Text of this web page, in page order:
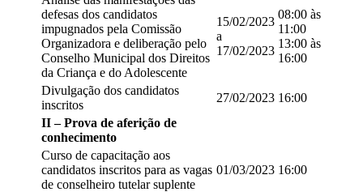
defesas dos candidatos
impugnados pela Comissão
Organizadora e deliberação pelo
Conselho Municipal dos Direitos
da Criança e do Adolescente
15/02/2023
a
17/02/2023
08:00 às
11:00
13:00 às
16:00
Divulgação dos candidatos
inscritos
27/02/2023 16:00
II – Prova de aferição de
conhecimento
Curso de capacitação aos
candidatos inscritos para as vagas
de conselheiro tutelar suplente
01/03/2023 16:00